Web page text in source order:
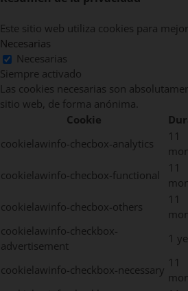
Este sitio web utiliza cookies para
Necesarias
Necesarias
Siempre activado
Las cookies necesarias son
sitio web, de forma anónima.
Cookie
cookielawinfo-checbox-analytics
11
cookielawinfo-checbox-functional
11
cookielawinfo-checbox-others
11
cookielawinfo-checkbox-
advertisement
1
cookielawinfo-checkbox-necessary
11